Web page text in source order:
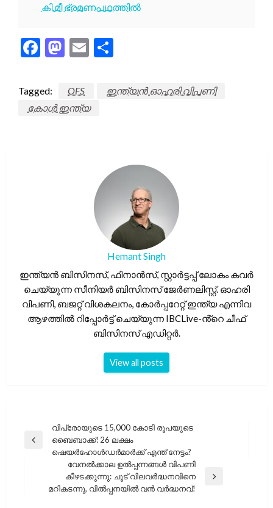
കി.മീ ഭ്രമണപഥത്തിൽ
Facebook
Mastodon
Email
Tagged: OFS
ഇന്ത്യൻ ഓഹരി വിപണി
കോൾ ഇന്ത്യ
Hemant Singh
ഇന്ത്യൻ ബിസിനസ്, ഫിനാൻസ്, സ്റ്റാർട്ടപ്പ് ലോകം കവർ
ചെയ്യുന്ന സീനിയർ ബിസിനസ് ജേർണലിസ്റ്റ്. ഓഹരി
വിപണി, ബജറ്റ് വിശകലനം, കോർപ്പറേറ്റ് ഇന്ത്യ എന്നിവ
ആഴത്തിൽ റിപ്പോർട്ട് ചെയ്യുന്ന IBCLive-ൻ്റെ ചീഫ്
ബിസിനസ് എഡിറ്റർ.
View all posts
പോസ്റ്റുകളിലൂടെ
Previous
വിപ്രോയുടെ 15,000 കോടി രൂപയുടെ
ബൈബാക്ക്: 26 ലക്ഷം
ഷെയർഹോൾഡർമാർക്ക് എന്ത് നേട്ടം?
Post
വേനൽക്കാല ഉൽപ്പന്നങ്ങൾ വിപണി
കീഴടക്കുന്നു: ചൂട് വിലവർദ്ധനവിനെ
മറികടന്നു, വിൽപ്പനയിൽ വൻ വർദ്ധനവ്!